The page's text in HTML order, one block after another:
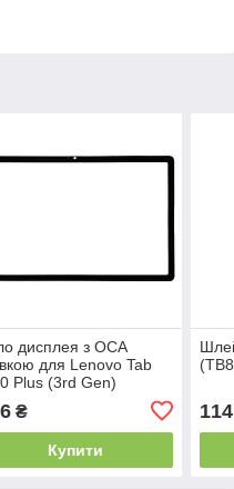
дисплея з OCA
для Lenovo Tab
Plus (3rd Gen)
₴
Купити
114